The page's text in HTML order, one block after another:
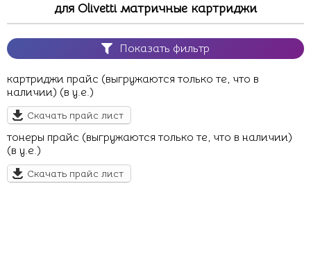
для Olivetti матричные картриджи
Показать фильтр
картриджи прайс (выгружаются только те, что в
наличии) (в у.е.)
Скачать прайс лист
тонеры прайс (выгружаются только те, что в наличии)
(в у.е.)
Скачать прайс лист